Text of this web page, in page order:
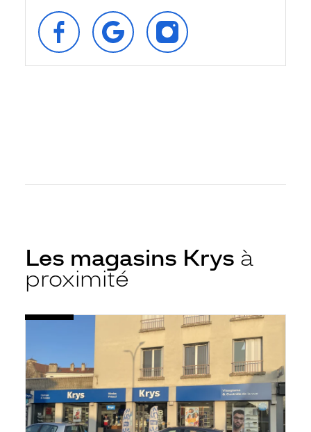
SUIVEZ‑NOUS
SUR
FACEBOOK
RETROUVEZ‑NOUS
SUR
GOOGLE
SUIVEZ‑NOUS
SUR
INSTAGRAM
Les magasins Krys à
proximité
Opticien
en-
Yvelines
-
Vexin
-
Voir